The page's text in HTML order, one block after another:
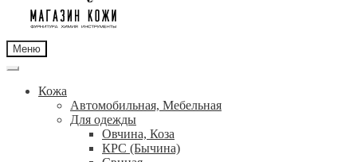
Меню
Кожа
Автомобильная, Мебельная
Для одежды
Овчина, Коза
КРС (Бычина)